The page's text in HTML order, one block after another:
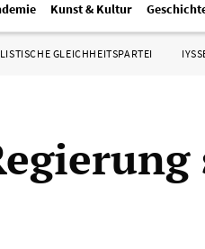
Kunst & Kultur
GLEICHHEITSPARTEI